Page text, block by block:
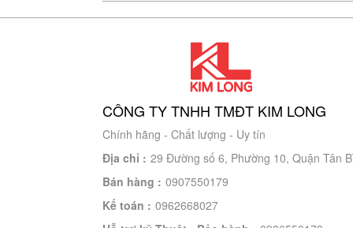
CÔNG TY TNHH TMĐT KIM LONG
Chính hãng - Chất lượng - Uy tín
Địa chỉ : 29 Đường số 6, Phường 10, Quận Tân
Bán hàng : 0907550179
Kế toán : 0962668027